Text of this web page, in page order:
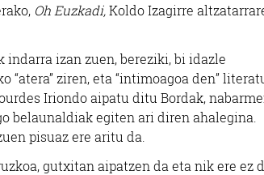
Oh Euzkadi,Koldo Izagirre
izan zuen, bereziki, bi idazle
ziren, eta “intimoagoa den”
Iriondo aipatu ditu Bordak,
belaunaldiak egiten ari diren ahalegina.
pisuaz ere aritu da.
gutxitan aipatzen da eta nik ere ez